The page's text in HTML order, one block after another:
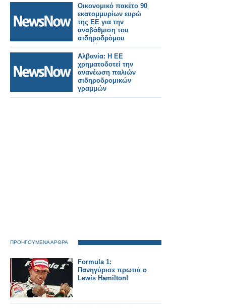
Οικονομικό πακέτο 90
εκατομμυρίων ευρώ
της ΕΕ για την
αναβάθμιση του
σιδηροδρόμου
Δυρράχιο –
Rrogozhina στην
Αλβανία
Αλβανία: Η ΕΕ
χρηματοδοτεί την
ανανέωση παλιών
σιδηροδρομικών
γραμμών
ΠΡΟΗΓΟΥΜΕΝΑ ΑΡΘΡΑ
Formula 1:
Πανηγύρισε πρωτιά ο
Lewis Hamilton!